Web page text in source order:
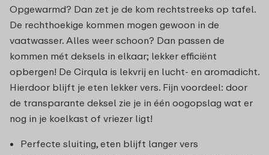
Opgewarmd? Dan zet je de kom rechtstreeks op tafel.
De rechthoekige kommen mogen gewoon in de
vaatwasser. Alles weer schoon? Dan passen de
kommen mét deksels in elkaar; lekker efficiënt
opbergen! De Cirqula is lekvrij en lucht- en aromadicht.
Hierdoor blijft je eten lekker vers. Fijn voordeel: door
de transparante deksel zie je in één oogopslag wat er
nog in je koelkast of vriezer ligt!
Perfecte sluiting, eten blijft langer vers